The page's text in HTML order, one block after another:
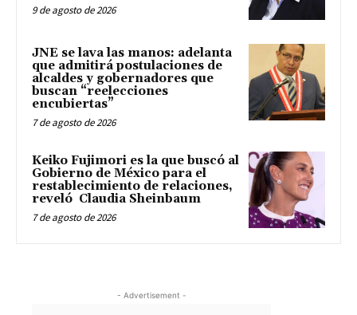
9 de agosto de 2026
JNE se lava las manos: adelanta
que admitirá postulaciones de
alcaldes y gobernadores que
buscan “reelecciones
encubiertas”
7 de agosto de 2026
Keiko Fujimori es la que buscó al
Gobierno de México para el
restablecimiento de relaciones,
reveló Claudia Sheinbaum
7 de agosto de 2026
- Advertisement -